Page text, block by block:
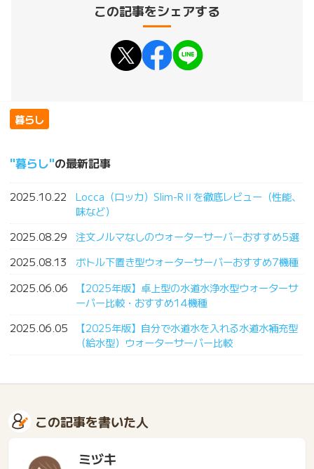
この記事をシェアする
暮らし
暮らし の最新記事
2025.10.22
Locca（ロッカ）Slim-RⅡを徹底レビュー（性能、
味など）
2025.08.29
注文ノルマなしのウォーターサーバーおすすめ5選
2025.08.13
ボトル下置き型ウォーターサーバーおすすめ7機種
2025.06.06
【2025年版】卓上型の水道水浄水型ウォーターサ
ーバー比較・おすすめ14機種
2025.06.05
【2025年版】自分で水道水を入れる水道水補充型
（給水型）ウォーターサーバー比較
この記事を書いた人
ミヅキ